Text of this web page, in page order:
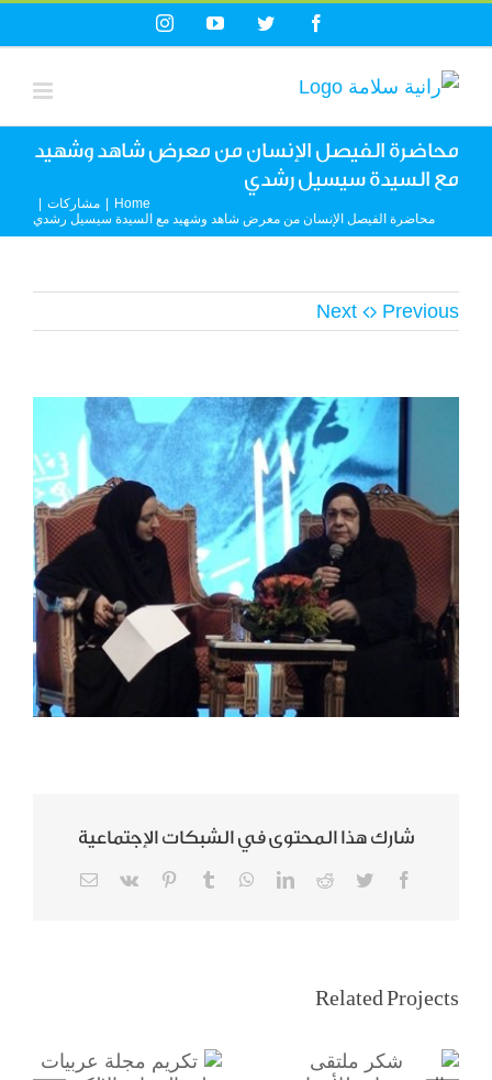
to
content
Facebook
Twitter
YouTube
Instagram
محاضرة الفيصل الإنسان من معرض شاهد وشهيد
مع السيدة سيسيل رشدي
Home مشاركات
محاضرة الفيصل الإنسان من معرض شاهد وشهيد مع السيدة سيسيل رشدي
Previous
Next
شارك هذا المحتوى في الشبكات الإجتماعية
Facebook
Twitter
Reddit
LinkedIn
WhatsApp
Tumblr
Pinterest
Vk
Email
Related Projects
لملتقى
التخصصات
سلامة على دعمها